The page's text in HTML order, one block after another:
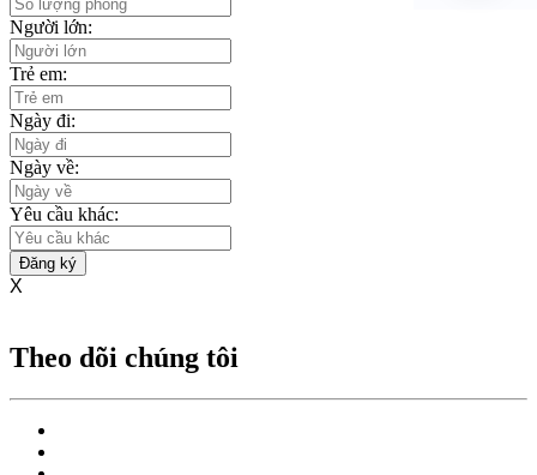
Người lớn:
Trẻ em:
Ngày đi:
Ngày về:
Yêu cầu khác:
Đăng ký
X
Theo dõi chúng tôi